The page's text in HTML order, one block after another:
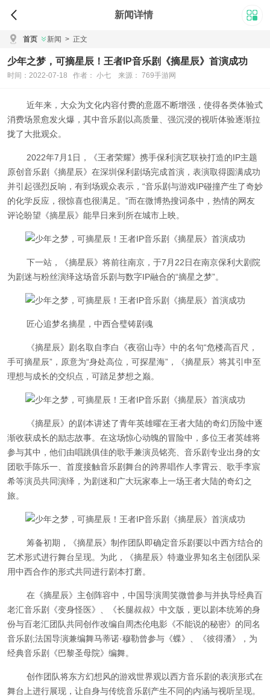
新闻详情
首页 新闻 > 正文
少年之梦，可摘星辰！王者IP音乐剧《摘星辰》首演成功
时间：2022-07-18 作者： 小七 来源： 769手游网
近年来，大众为文化内容付费的意愿不断增强，使得各类体验式
消费场景愈发火爆，其中音乐剧以高质量、强沉浸的视听体验逐渐拉
拢了大批观众。
2022年7月1日，《王者荣耀》携手保利演艺联袂打造的IP主题
原创音乐剧《摘星辰》在深圳保利剧场完成首演，表演取得圆满成功
并引起强烈反响，有到场观众表示，“音乐剧与游戏IP碰撞产生了奇妙
的化学反应，很惊喜也很满足。”而在微博热搜词条中，热情的网友
评论盼望《摘星辰》能早日来到所在城市上映。
下一站，《摘星辰》将前往南京，于7月22日在南京保利大剧院
为剧迷与粉丝演绎这场音乐剧与数字IP融合的“摘星之梦”。
匠心追梦名摘星，中西合璧铸剧魂
《摘星辰》剧名取自李白《夜宿山寺》中的名句“危楼高百尺，
手可摘星辰”，原意为“身处高位，可探星海”，《摘星辰》将其引申至
理想与成长的交织点，可踏足梦想之巅。
《摘星辰》的剧本讲述了青年英雄曜在王者大陆的奇幻历险中逐
渐收获成长的励志故事。在这场惊心动魄的冒险中，多位王者英雄将
参与其中，他们由唱跳俱佳的歌手兼演员铭亮、音乐剧专业出身的女
团歌手陈乐一、首度接触音乐剧舞台的跨界唱作人李霄云、歌手李宸
希等演员共同演绎，为剧迷和广大玩家奉上一场王者大陆的奇幻之
旅。
筹备初期，《摘星辰》制作团队即确定音乐剧要以中西方结合的
艺术形式进行舞台呈现。为此，《摘星辰》特邀业界知名主创团队采
用中西合作的形式共同进行剧本打磨。
在《摘星辰》主创阵容中，中国导演周笑微曾参与并执导经典百
老汇音乐剧《变身怪医》、《长腿叔叔》中文版，更以剧本统筹的身
份与百老汇团队共同创作改编自周杰伦电影《不能说的秘密》的同名
音乐剧;法国导演兼编舞马蒂诺·穆勒曾参与《蝶》、《彼得潘》，为
经典音乐剧《巴黎圣母院》编舞。
创作团队将东方幻想风的游戏世界观以西方音乐剧的表演形式在
舞台上进行展现，让自身与传统音乐剧产生不同的内涵与视听呈现。